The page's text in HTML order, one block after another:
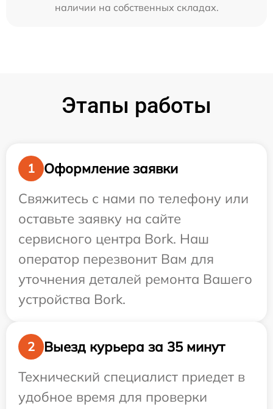
наличии на собственных складах.
Этапы работы
1
Оформление заявки
Свяжитесь с нами по телефону или
оставьте заявку на сайте
сервисного центра Bork. Наш
оператор перезвонит Вам для
уточнения деталей ремонта Вашего
устройства Bork.
2
Выезд курьера за 35 минут
Технический специалист приедет в
удобное время для проверки